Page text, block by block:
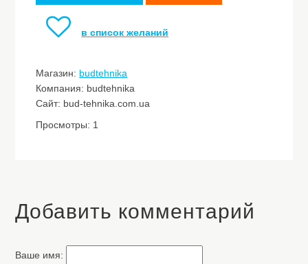
в список желаний
Магазин: budtehnika
Компания: budtehnika
Сайт: bud-tehnika.com.ua
Просмотры: 1
Добавить комментарий
Ваше имя: